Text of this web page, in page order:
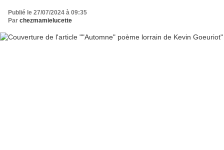
Publié le 27/07/2024 à 09:35
Par chezmamielucette